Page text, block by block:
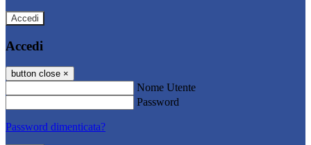
Accedi
Accedi
button close ×
Nome Utente
Password
Password dimenticata?